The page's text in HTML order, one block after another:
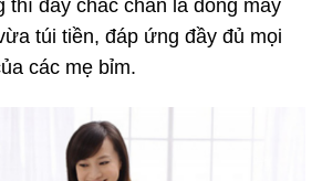
thì đây chắc chắn là dòng máy
túi tiền, đáp ứng đầy đủ mọi
các mẹ bỉm.